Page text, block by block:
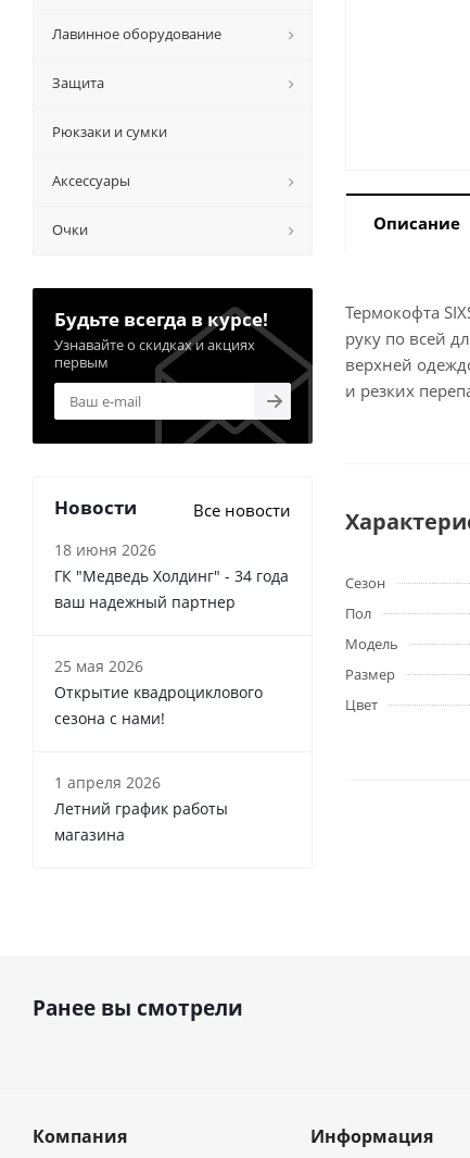
Описание
Термокофта
руку по всей
верхней
и резких
Сезон
Пол
Модель
Размер
Цвет
Лавинное оборудование
Защита
Рюкзаки и сумки
Аксессуары
Очки
Будьте всегда в курсе!
Узнавайте о скидках и акциях
первым
Новости Все новости
18 июня 2026
ГК "Медведь Холдинг" - 34 года
ваш надежный партнер
25 мая 2026
Открытие квадроциклового
сезона с нами!
1 апреля 2026
Летний график работы
магазина
Ранее вы смотрели
Компания Информация